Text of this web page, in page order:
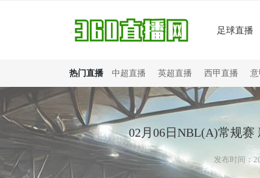
足球直播
热门直播 中超直播 英超直播 西甲直播
02月06日NBL(A)常规赛
发布时间：